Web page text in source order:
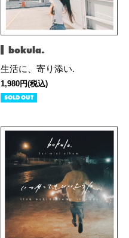
bokula.
生活に、寄り添い.
1,980円(税込)
SOLD OUT